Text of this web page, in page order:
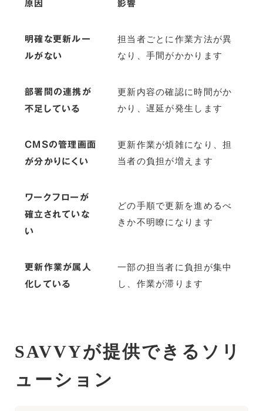
明確な更新ルー
ルがない
担当者ごとに作業方法が異
なり、手間がかかります
部署間の連携が
不足している
更新内容の確認に時間がか
かり、遅延が発生します
CMSの管理画面
が分かりにくい
更新作業が煩雑になり、担
当者の負担が増えます
ワークフローが
確立されていな
い
どの手順で更新を進めるべ
きか不明瞭になります
更新作業が属人
化している
一部の担当者に負担が集中
し、作業が滞ります
SAVVYが提供できるソリ
ューション